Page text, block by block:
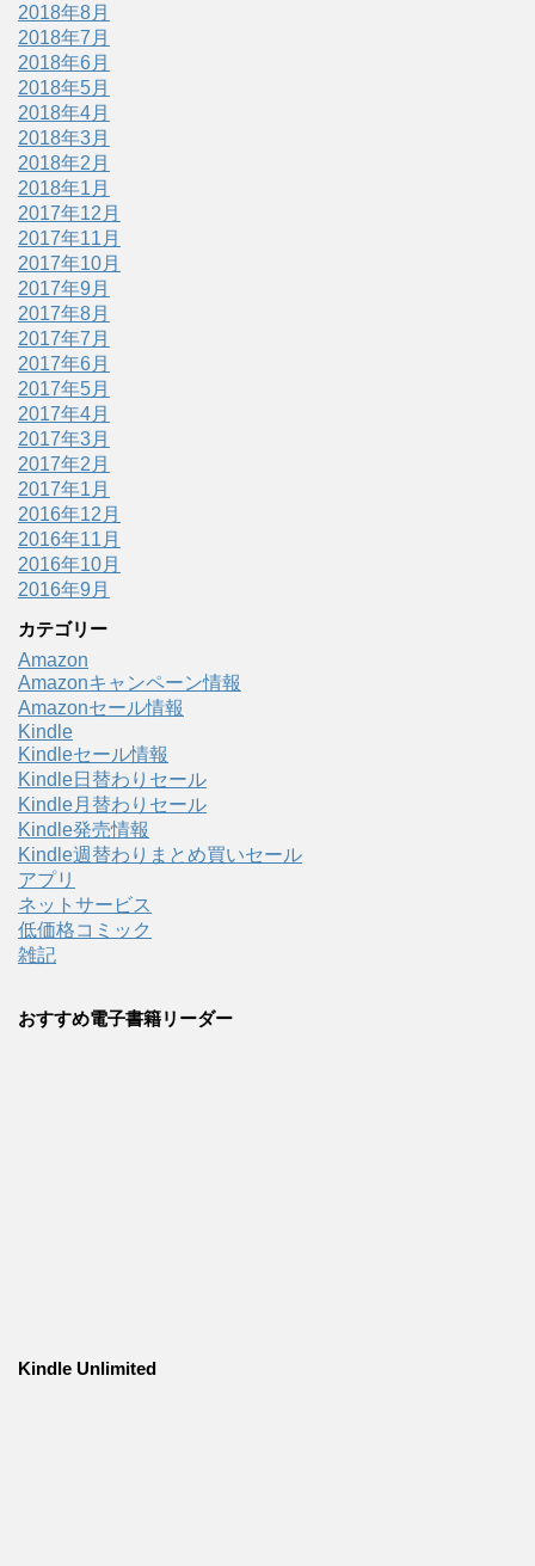
2018年8月
2018年7月
2018年6月
2018年5月
2018年4月
2018年3月
2018年2月
2018年1月
2017年12月
2017年11月
2017年10月
2017年9月
2017年8月
2017年7月
2017年6月
2017年5月
2017年4月
2017年3月
2017年2月
2017年1月
2016年12月
2016年11月
2016年10月
2016年9月
カテゴリー
Amazon
Amazonキャンペーン情報
Amazonセール情報
Kindle
Kindleセール情報
Kindle日替わりセール
Kindle月替わりセール
Kindle発売情報
Kindle週替わりまとめ買いセール
アプリ
ネットサービス
低価格コミック
雑記
おすすめ電子書籍リーダー
Kindle Unlimited